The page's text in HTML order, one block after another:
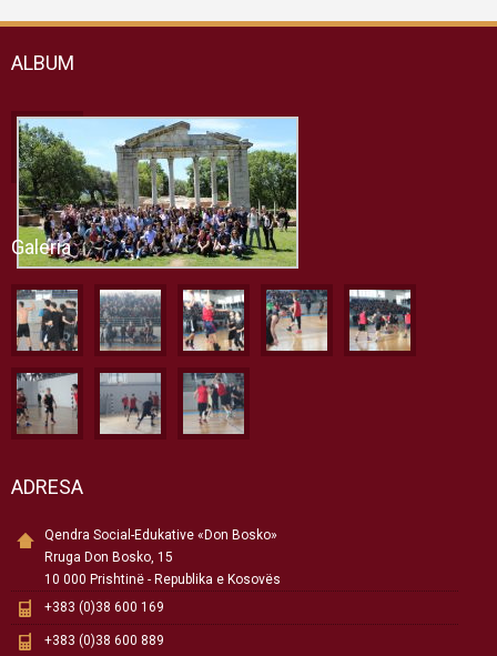
ALBUM
Galeria
ADRESA
Qendra Social-Edukative «Don Bosko»
Rruga Don Bosko, 15
10 000 Prishtinë - Republika e Kosovës
+383 (0)38 600 169
+383 (0)38 600 889